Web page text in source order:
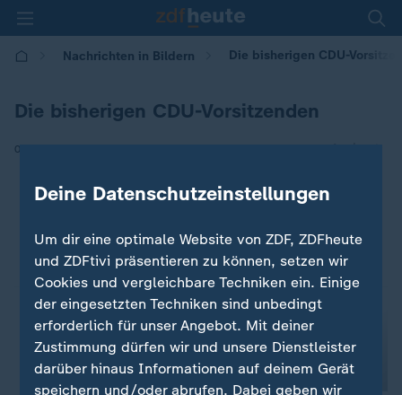
Nachrichten in Bildern Die bisherigen CDU-
Die bisherigen CDU-Vorsitzenden
06.12.2018 | 15:19
Deine Datenschutzeinstellungen
Um dir eine optimale Website von ZDF, ZDFheute
und ZDFtivi präsentieren zu können, setzen wir
Cookies und vergleichbare Techniken ein. Einige
der eingesetzten Techniken sind unbedingt
erforderlich für unser Angebot. Mit deiner
Zustimmung dürfen wir und unsere Dienstleister
darüber hinaus Informationen auf deinem Gerät
speichern und/oder abrufen. Dabei geben wir